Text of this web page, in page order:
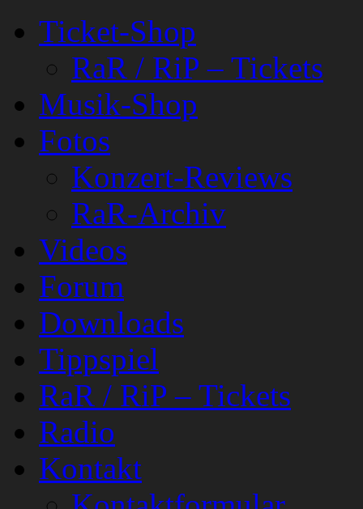
Ticket-Shop
RaR / RiP – Tickets
Musik-Shop
Fotos
Konzert-Reviews
RaR-Archiv
Videos
Forum
Downloads
Tippspiel
RaR / RiP – Tickets
Radio
Kontakt